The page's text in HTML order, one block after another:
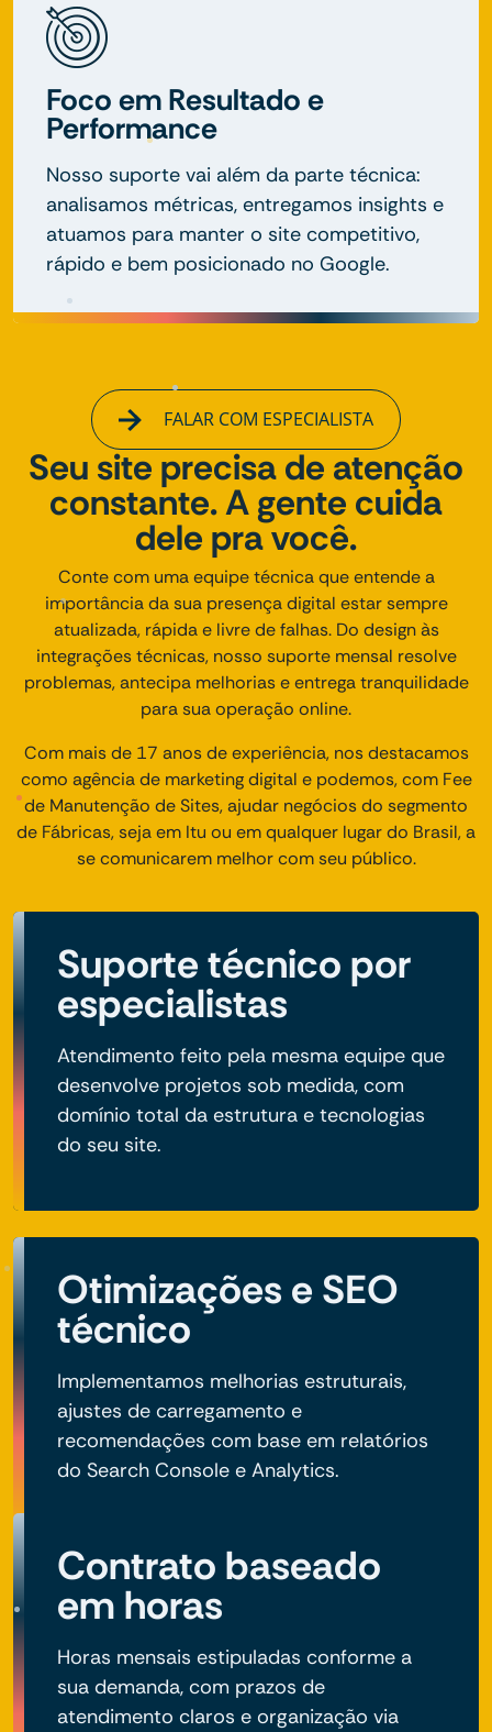
Foco em Resultado e
Performance
Nosso suporte vai além da parte técnica:
analisamos métricas, entregamos insights e
atuamos para manter o site competitivo,
rápido e bem posicionado no Google.
FALAR COM ESPECIALISTA
Seu site precisa de atenção
constante. A gente cuida
dele pra você.
Conte com uma equipe técnica que entende a
importância da sua presença digital estar sempre
atualizada, rápida e livre de falhas. Do design às
integrações técnicas, nosso suporte mensal resolve
problemas, antecipa melhorias e entrega tranquilidade
para sua operação online.
Com mais de 17 anos de experiência, nos destacamos
como agência de marketing digital e podemos, com Fee
de Manutenção de Sites, ajudar negócios do segmento
de Fábricas, seja em Itu ou em qualquer lugar do Brasil, a
se comunicarem melhor com seu público.
Suporte técnico por
especialistas
Atendimento feito pela mesma equipe que
desenvolve projetos sob medida, com
domínio total da estrutura e tecnologias
do seu site.
Otimizações e SEO
técnico
Implementamos melhorias estruturais,
ajustes de carregamento e
recomendações com base em relatórios
do Search Console e Analytics.
Contrato baseado
em horas
Horas mensais estipuladas conforme a
sua demanda, com prazos de
atendimento claros e organização via